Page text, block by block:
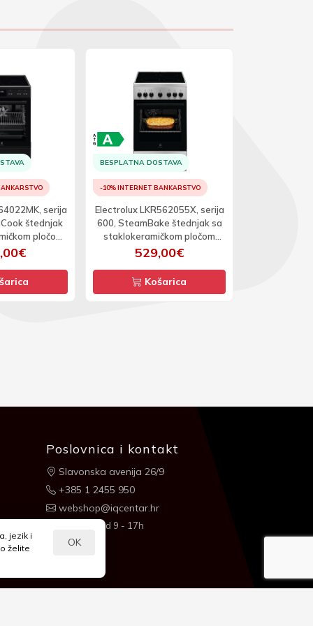
serija
štednjak
pločom
60cm
BESPLATNA DOSTAVA
-10% INTERNET BANKARSTVO
Electrolux LKR562055X, serija
600, SteamBake štednjak sa
staklokeramičkom pločom
širine 50cm
529,00€
Košarica
Poslovnica i kontakt
Slavonska avenija 26/9
+385 1 2455 950
webshop@iqcentar.hr
Pon - Pet od 9 - 17h
jezik i
želite
OK